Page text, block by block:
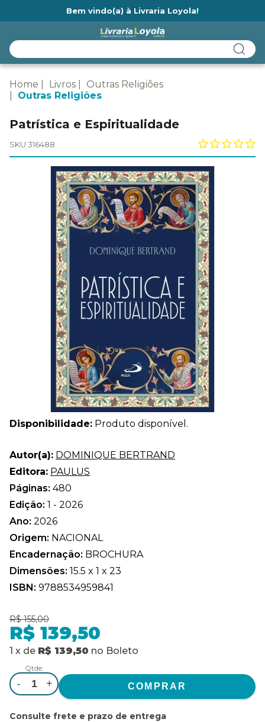
Bem vindo(a) à Livraria Loyola!
Home Livros
Outras Religiões
Outras Religiões
Patrística e Espiritualidade
SKU 316488
Disponibilidade: Produto disponível.
Autor(a): DOMINIQUE BERTRAND
Editora: PAULUS
Páginas: 480
Edição: 1 - 2026
Ano: 2026
Origem: NACIONAL
Encadernação: BROCHURA
Dimensões: 15.5 x 1 x 23
ISBN: 9788534959841
R$ 155,00
R$ 139,50
1 x de R$ 139,50 no Boleto
Qtde.
- +
Consulte frete e prazo de entrega